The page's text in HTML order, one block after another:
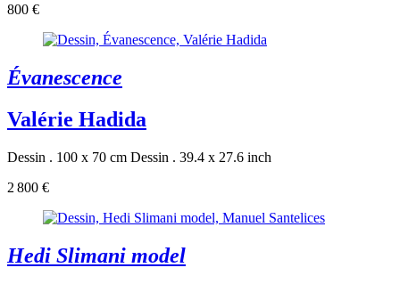
800 €
Évanescence
Valérie Hadida
Dessin . 100 x 70 cm Dessin . 39.4 x 27.6 inch
2 800 €
Hedi Slimani model